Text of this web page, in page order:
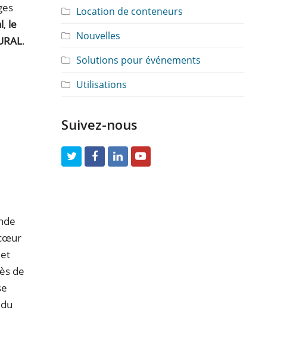
, le
.
de
Location de conteneurs
Nouvelles
Solutions pour événements
Utilisations
Suivez-nous
T
F
L
Y